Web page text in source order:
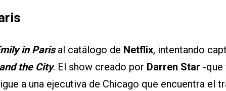
in Parisal catálogo de Netflix, intentando
the City. El show creado por Darren Star -que
a una ejecutiva de Chicago que encuentra el